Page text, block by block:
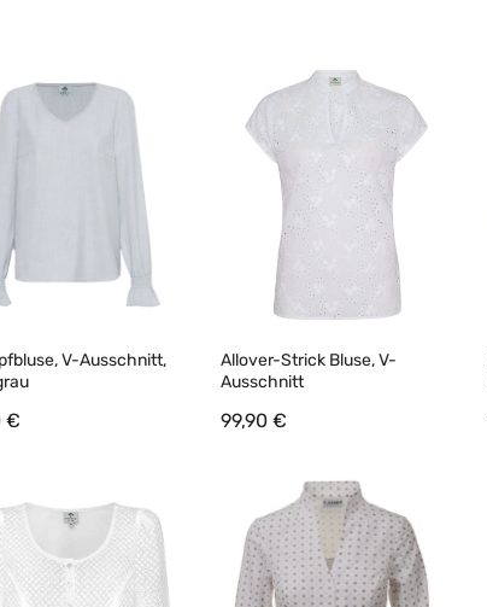
V-Ausschnitt,
€
Allover-Strick Bluse, V-
Ausschnitt
99,90 €